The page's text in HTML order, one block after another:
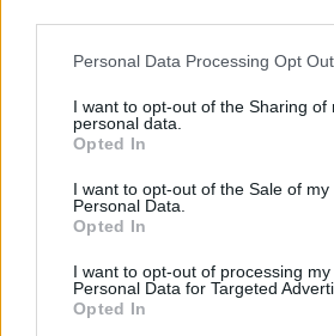
Please note that this website/app uses
not limited to your visit or usage
grant or deny consent to Google and
use your data for below specified
consent section.
Personal Data Processing Opt
I want to opt-out of the Sharing of
personal data.
Opted In
I want to opt-out of the Sale of my
Personal Data.
Opted In
I want to opt-out of processing my
Personal Data for Targeted
Opted In
Milwaukee Brewers: la prima
raggiungere le 70 vittorie nella
Ilaria Mauri · 5 Ago 2026
PIÙ LETTI
Chouchaa: chi è il calciatore